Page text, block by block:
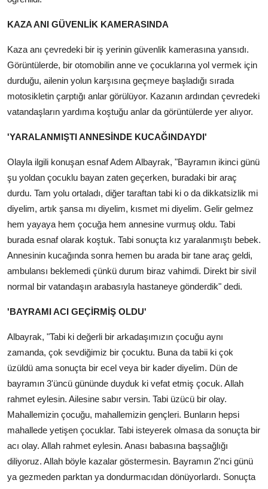
KAZA ANI GÜVENLİK KAMERASINDA
Kaza anı çevredeki bir iş yerinin güvenlik kamerasına yansıdı.
Görüntülerde, bir otomobilin anne ve çocuklarına yol vermek için
durduğu, ailenin yolun karşısına geçmeye başladığı sırada
motosikletin çarptığı anlar görülüyor. Kazanın ardından çevredeki
vatandaşların yardıma koştuğu anlar da görüntülerde yer alıyor.
'YARALANMIŞTI ANNESİNDE KUCAĞINDAYDI'
Olayla ilgili konuşan esnaf Adem Albayrak, "Bayramın ikinci günü
şu yoldan çocuklu bayan zaten geçerken, buradaki bir araç
durdu. Tam yolu ortaladı, diğer taraftan tabi ki o da dikkatsizlik mi
diyelim, artık şansa mı diyelim, kısmet mi diyelim. Gelir gelmez
hem yayaya hem çocuğa hem annesine vurmuş oldu. Tabi
burada esnaf olarak koştuk. Tabi sonuçta kız yaralanmıştı bebek.
Annesinin kucağında sonra hemen bu arada bir tane araç geldi,
ambulansı beklemedi çünkü durum biraz vahimdi. Direkt bir sivil
normal bir vatandaşın arabasıyla hastaneye gönderdik" dedi.
'BAYRAMI ACI GEÇİRMİŞ OLDU'
Albayrak, "Tabi ki değerli bir arkadaşımızın çocuğu aynı
zamanda, çok sevdiğimiz bir çocuktu. Buna da tabii ki çok
üzüldü ama sonuçta bir ecel veya bir kader diyelim. Dün de
bayramın 3'üncü gününde duyduk ki vefat etmiş çocuk. Allah
rahmet eylesin. Ailesine sabır versin. Tabi üzücü bir olay.
Mahallemizin çocuğu, mahallemizin gençleri. Bunların hepsi
mahallede yetişen çocuklar. Tabi isteyerek olmasa da sonuçta bir
acı olay. Allah rahmet eylesin. Anası babasına başsağlığı
diliyoruz. Allah böyle kazalar göstermesin. Bayramın 2'nci günü
ya gezmeden parktan ya dondurmacıdan dönüyorlardı. Sonuçta